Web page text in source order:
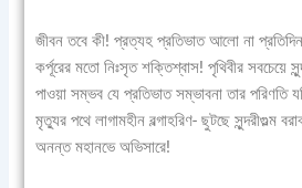
জীবন তবে কী! প্রত্যহ প্রতিভাত আলো না
কর্পূরের মতো নিঃসৃত শক্তিশ্বাস! পৃথিবীর সবচেয়ে
পাওয়া সম্ভব যে প্রতিভাত সম্ভাবনা তার পরিণতি
মৃত্যুর পথে লাগামহীন বল্গাহরিণ- ছুটছে সুন্দরীগুল্ম
অনন্ত মহানভে অভিসারে!